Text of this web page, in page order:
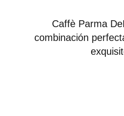
Caffè Parma
combinación